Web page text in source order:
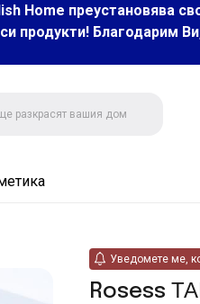
Home преустановява
продукти! Благодарим
Уведомете ме,
Rosess